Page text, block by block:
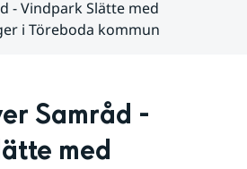
- Vindpark Slätte med
i Töreboda kommun
Samråd -
med